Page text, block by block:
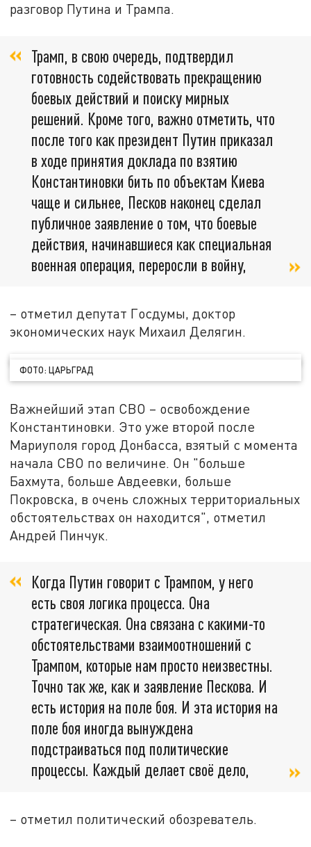
разговор Путина и Трампа.
Трамп, в свою очередь, подтвердил
готовность содействовать прекращению
боевых действий и поиску мирных
решений. Кроме того, важно отметить, что
после того как президент Путин приказал
в ходе принятия доклада по взятию
Константиновки бить по объектам Киева
чаще и сильнее, Песков наконец сделал
публичное заявление о том, что боевые
действия, начинавшиеся как специальная
военная операция, переросли в войну,
– отметил депутат Госдумы, доктор
экономических наук Михаил Делягин.
ФОТО: ЦАРЬГРАД
Важнейший этап СВО – освобождение
Константиновки. Это уже второй после
Мариуполя город Донбасса, взятый с момента
начала СВО по величине. Он "больше
Бахмута, больше Авдеевки, больше
Покровска, в очень сложных территориальных
обстоятельствах он находится", отметил
Андрей Пинчук.
Когда Путин говорит с Трампом, у него
есть своя логика процесса. Она
стратегическая. Она связана с какими-то
обстоятельствами взаимоотношений с
Трампом, которые нам просто неизвестны.
Точно так же, как и заявление Пескова. И
есть история на поле боя. И эта история на
поле боя иногда вынуждена
подстраиваться под политические
процессы. Каждый делает своё дело,
– отметил политический обозреватель.